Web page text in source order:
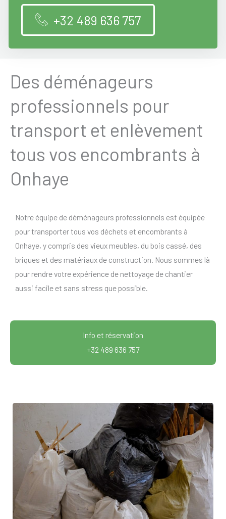
+32 489 636 757
Des déménageurs
professionnels pour
transport et enlèvement
tous vos encombrants à
Onhaye
Notre équipe de déménageurs professionnels est équipée
pour transporter tous vos déchets et encombrants à
Onhaye, y compris des vieux meubles, du bois cassé, des
briques et des matériaux de construction. Nous sommes là
pour rendre votre expérience de nettoyage de chantier
aussi facile et sans stress que possible.
Info et réservation
+32 489 636 757